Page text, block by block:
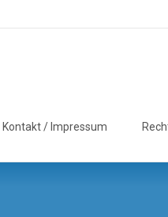
Kontakt / Impressum